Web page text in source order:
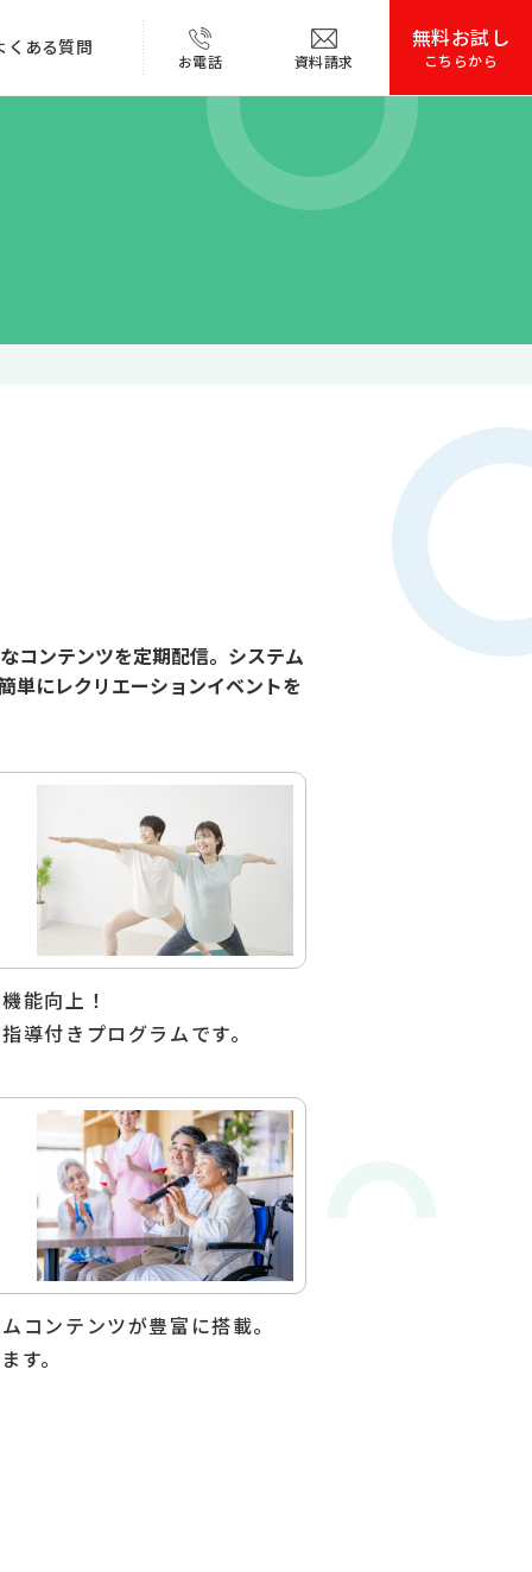
お電話
お電話はこちらから
資料請求
無料お試し
こちらから
くある質問
自治体民間施設
コンテンツを定期配信。システム
単にレクリエーションイベントを
能向上！
導付きプログラムです。
コンテンツが豊富に搭載。
す。